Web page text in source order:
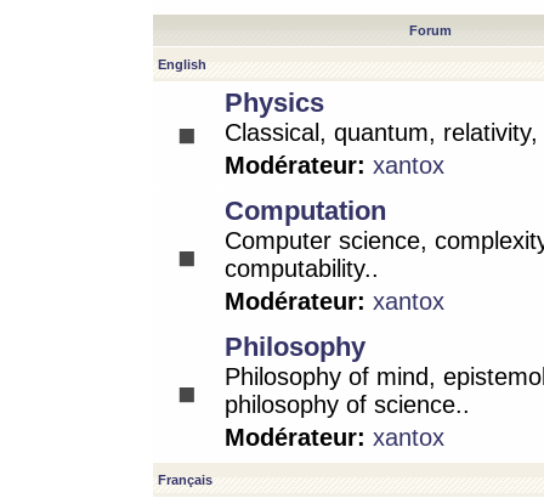
Forum
English
Physics
Classical, quantum,
Modérateur: xantox
Computation
Computer science,
computability..
Modérateur: xantox
Philosophy
Philosophy of mind,
philosophy of science..
Modérateur: xantox
Français